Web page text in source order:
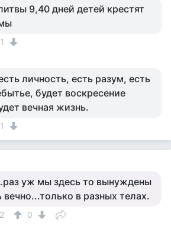
9,40 дней детей крестят
1
личность, есть разум, есть
будет воскресение
вечная жизнь.
1
уж мы здесь то вынуждены
в разных телах.
2
0